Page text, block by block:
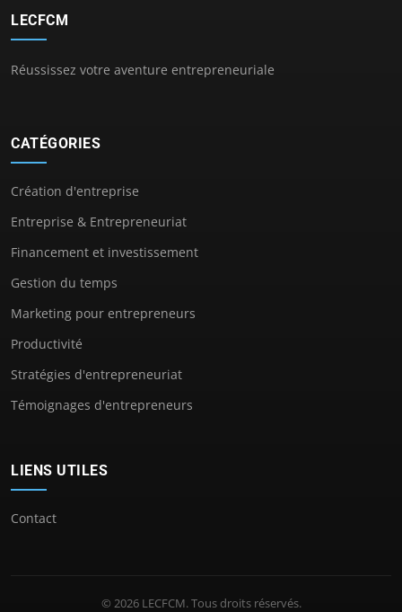
LECFCM
Réussissez votre aventure entrepreneuriale
CATÉGORIES
Création d'entreprise
Entreprise & Entrepreneuriat
Financement et investissement
Gestion du temps
Marketing pour entrepreneurs
Productivité
Stratégies d'entrepreneuriat
Témoignages d'entrepreneurs
LIENS UTILES
Contact
© 2026 LECFCM. Tous droits réservés.